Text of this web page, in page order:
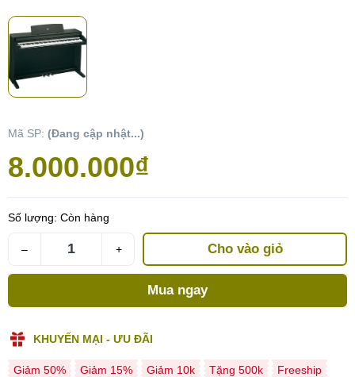
Mã SP: (Đang cập nhật...)
8.000.000₫
Số lượng: Còn hàng
– + Cho vào giỏ
Mua ngay
KHUYẾN MẠI - ƯU ĐÃI
Giảm 50% Giảm 15% Giảm 10k Tặng 500k Freeship